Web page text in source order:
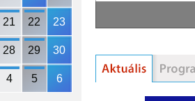
21 22 23
28 29 30
4 5 6